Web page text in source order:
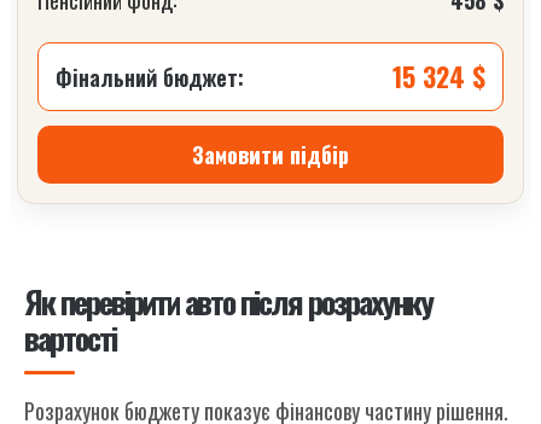
Фінальний бюджет: 15 324 $
Замовити підбір
Як перевірити авто після розрахунку
вартості
Розрахунок бюджету показує фінансову частину рішення.